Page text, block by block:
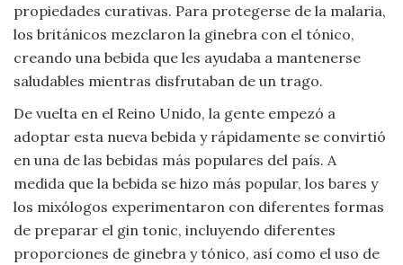
propiedades curativas. Para protegerse de la malaria,
los británicos mezclaron la ginebra con el tónico,
creando una bebida que les ayudaba a mantenerse
saludables mientras disfrutaban de un trago.
De vuelta en el Reino Unido, la gente empezó a
adoptar esta nueva bebida y rápidamente se convirtió
en una de las bebidas más populares del país. A
medida que la bebida se hizo más popular, los bares y
los mixólogos experimentaron con diferentes formas
de preparar el gin tonic, incluyendo diferentes
proporciones de ginebra y tónico, así como el uso de